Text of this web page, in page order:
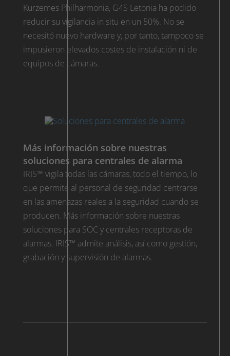
Kurzemes Philharmonia, G4S Letonia ha podido
reducir su vigilancia in situ en un 50%. No se
necesitó nuevo hardware y, por tanto, tampoco se
impusieron elevados costes de instalación ni de
equipos de cámaras.
Más información sobre nuestras
soluciones para centrales de alarma
IRIS™ vigila todas las cámaras, todo el tiempo, lo
que permite al personal de seguridad centrarse
en las amenazas reales a la seguridad cuando se
producen. Más información sobre nuestras
soluciones para SOC y centrales receptoras de
alarmas. IRIS™ admite análisis, así como gestión,
grabación y supervisión de alarmas.